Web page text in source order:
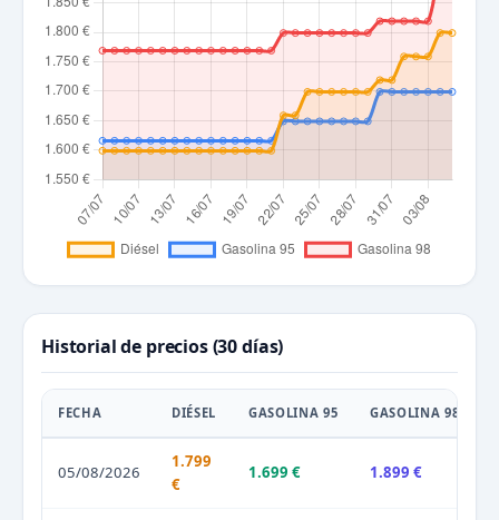
Historial de precios (30 días)
FECHA DIÉSEL GASOLINA 95 GASOLINA 98
05/08/2026
1.799
€
1.699 € 1.899 €